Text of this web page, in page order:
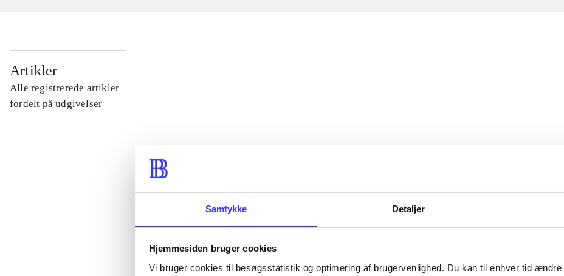
Samtykke Detaljer
Hjemmesiden bruger cookies
Vi bruger cookies til besøgsstatistik og optimering af brugervenlighed. Du kan til enhver tid
Artikler
Alle registrerede artikler
fordelt på udgivelser